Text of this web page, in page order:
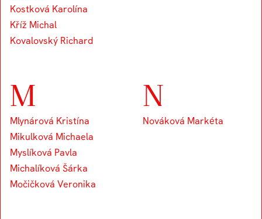
Kostková Karolína
Kříž Michal
Kovalovský Richard
M
Mlynárová Kristína
Mikulková Michaela
Myslíková Pavla
Michalíková Šárka
Močičková Veronika
N
Nováková Markéta